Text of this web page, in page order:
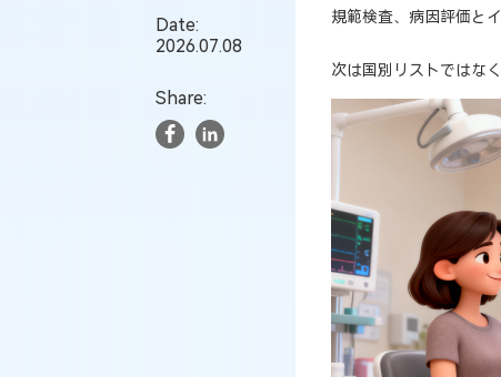
Date:
2026.07.08
Share:
規範検査、病因評価と
次は国別リストではな